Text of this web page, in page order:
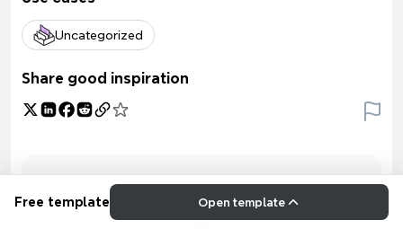
Uncategorized
Share good inspiration
Free template Open template